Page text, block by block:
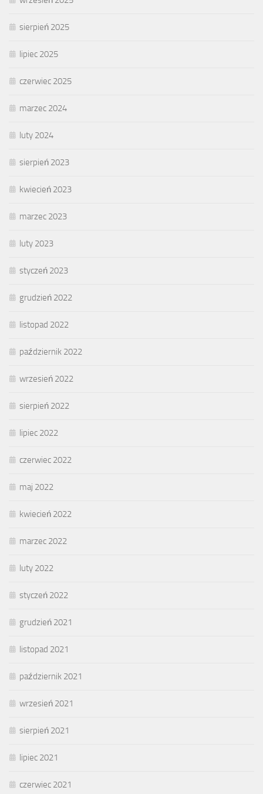
sierpień 2025
lipiec 2025
czerwiec 2025
marzec 2024
luty 2024
sierpień 2023
kwiecień 2023
marzec 2023
luty 2023
styczeń 2023
grudzień 2022
listopad 2022
październik 2022
wrzesień 2022
sierpień 2022
lipiec 2022
czerwiec 2022
maj 2022
kwiecień 2022
marzec 2022
luty 2022
styczeń 2022
grudzień 2021
listopad 2021
październik 2021
wrzesień 2021
sierpień 2021
lipiec 2021
czerwiec 2021